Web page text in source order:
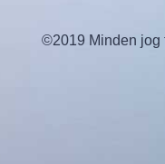
©2019 Minden jog